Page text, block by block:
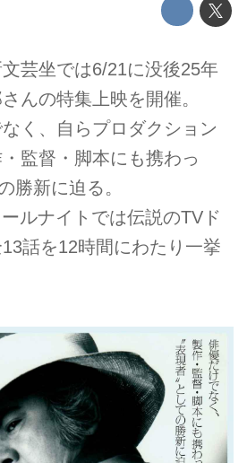
芸坐では6/21に没後25年
んの特集上映を開催。
く、自らプロダクション
監督・脚本にも携わっ
勝新に迫る。
ルナイトでは伝説のTVド
話を12時間にわたり一挙